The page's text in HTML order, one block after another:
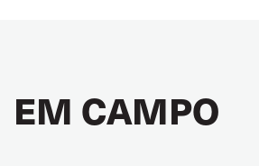
EM CAMPO